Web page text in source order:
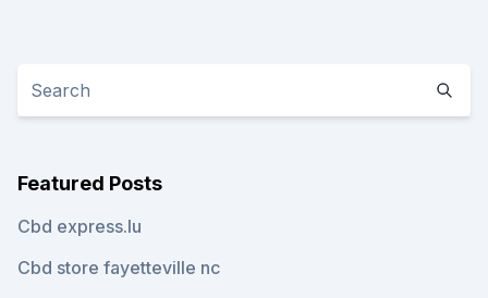
Featured Posts
Cbd express.lu
Cbd store fayetteville nc